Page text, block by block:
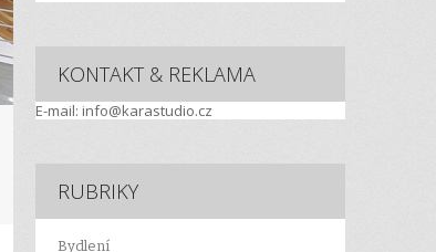
KONTAKT & REKLAMA
E-mail: info@karastudio.cz
RUBRIKY
Bydlení